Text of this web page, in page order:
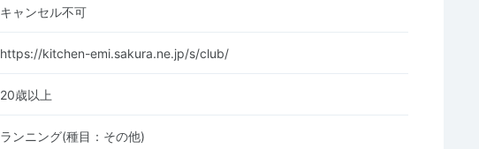
キャンセル不可
https://kitchen-emi.sakura.ne.jp/s/club/
20歳以上
ランニング(種目：その他)